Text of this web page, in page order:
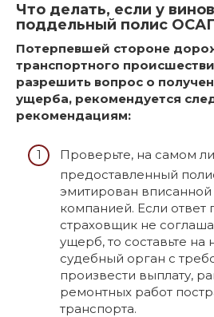
Что делать, если у
поддельный полис
Потерпевшей стороне
транспортного
разрешить вопрос о
ущерба, рекомендуется
рекомендациям:
Проверьте, на самом
предоставленный
эмитирован вписанной
компанией. Если ответ
страховщик не
ущерб, то составьте на
судебный орган с
произвести выплату,
ремонтных работ
транспорта.